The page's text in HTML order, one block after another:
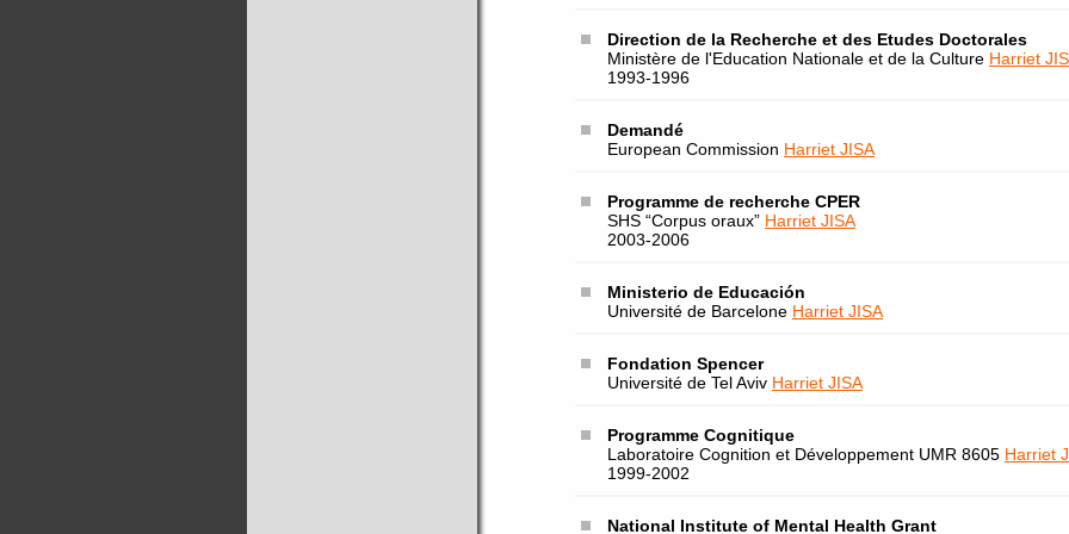
Direction de la Recherche et des Etudes Doctorales
Ministère de l'Education Nationale et de la Culture Harriet
1993-1996
Demandé
European Commission Harriet JISA
Programme de recherche CPER
SHS “Corpus oraux” Harriet JISA
2003-2006
Ministerio de Educación
Université de Barcelone Harriet JISA
Fondation Spencer
Université de Tel Aviv Harriet JISA
Programme Cognitique
Laboratoire Cognition et Développement UMR 8605 Harriet
1999-2002
National Institute of Mental Health Grant